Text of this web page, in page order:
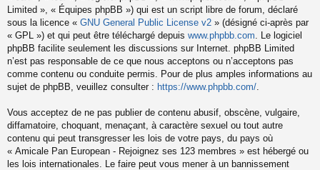
Limited », « Équipes phpBB ») qui est un script libre de forum, déclaré
sous la licence « GNU General Public License v2 » (désigné ci-après par
« GPL ») et qui peut être téléchargé depuis www.phpbb.com . Le logiciel
phpBB facilite seulement les discussions sur Internet. phpBB Limited
n’est pas responsable de ce que nous acceptons ou n’acceptons pas
comme contenu ou conduite permis. Pour de plus amples informations au
sujet de phpBB, veuillez consulter : https://www.phpbb.com/
Vous acceptez de ne pas publier de contenu abusif, obscène, vulgaire,
diffamatoire, choquant, menaçant, à caractère sexuel ou tout autre
contenu qui peut transgresser les lois de votre pays, du pays où
« Amicale Pan European - Rejoignez ses 123 membres » est hébergé ou
les lois internationales. Le faire peut vous mener à un bannissement